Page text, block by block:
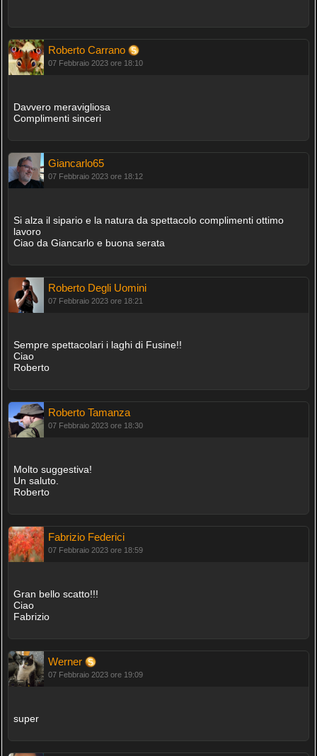
Roberto Carrano
07 Febbraio 2023 ore 18:10
Davvero meravigliosa
Complimenti sinceri
Giancarlo65
07 Febbraio 2023 ore 18:12
Si alza il sipario e la natura da spettacolo complimenti ottimo
lavoro
Ciao da Giancarlo e buona serata
Roberto Degli Uomini
07 Febbraio 2023 ore 18:21
Sempre spettacolari i laghi di Fusine!!
Ciao
Roberto
Roberto Tamanza
07 Febbraio 2023 ore 18:30
Molto suggestiva!
Un saluto.
Roberto
Fabrizio Federici
07 Febbraio 2023 ore 18:59
Gran bello scatto!!!
Ciao
Fabrizio
Werner
07 Febbraio 2023 ore 19:09
super